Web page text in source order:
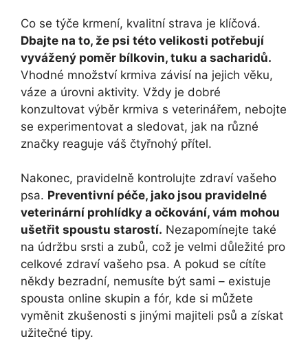
Co se týče krmení, kvalitní strava je klíčová.
Dbajte na to, že psi této velikosti potřebují
vyvážený poměr bílkovin, tuku a sacharidů.
Vhodné množství krmiva závisí na jejich věku,
váze a úrovni aktivity. Vždy je dobré
konzultovat výběr krmiva s veterinářem, nebojte
se experimentovat a sledovat, jak na různé
značky reaguje váš čtyřnohý přítel.
Nakonec, pravidelně kontrolujte zdraví vašeho
psa. Preventivní péče, jako jsou pravidelné
veterinární prohlídky a očkování, vám mohou
ušetřit spoustu starostí. Nezapomínejte také
na údržbu srsti a zubů, což je velmi důležité pro
celkové zdraví vašeho psa. A pokud se cítíte
někdy bezradní, nemusíte být sami – existuje
spousta online skupin a fór, kde si můžete
vyměnit zkušenosti s jinými majiteli psů a získat
užitečné tipy.